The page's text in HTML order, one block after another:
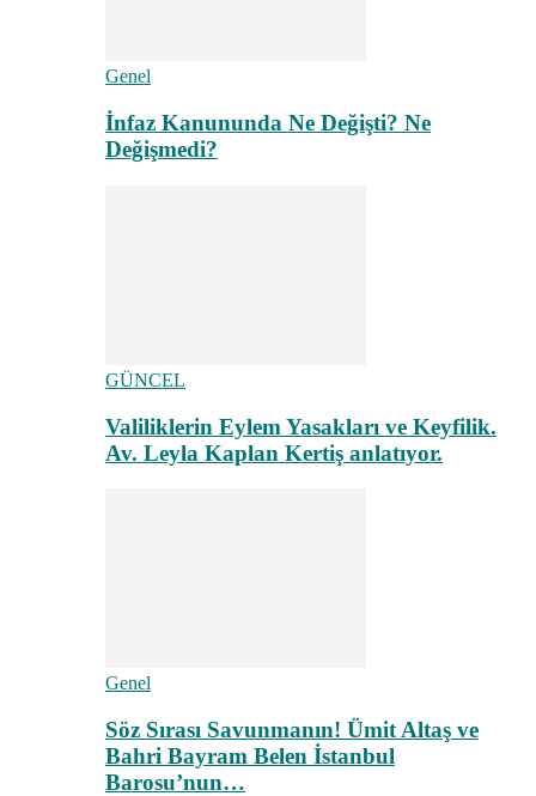
Genel
İnfaz Kanununda Ne Değişti? Ne
Değişmedi?
GÜNCEL
Valiliklerin Eylem Yasakları ve Keyfilik.
Av. Leyla Kaplan Kertiş anlatıyor.
Genel
Söz Sırası Savunmanın! Ümit Altaş ve
Bahri Bayram Belen İstanbul
Barosu’nun…